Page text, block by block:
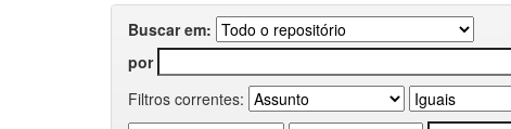
Buscar em:
por
Filtros correntes: